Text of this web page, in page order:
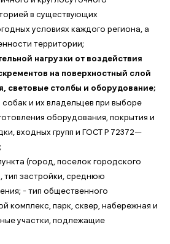
в существующих
условиях каждого региона, а
территории;
нагрузки от воздействия
на поверхностный слой
световые столбы и оборудование;
и их владельцев при выборе
оборудования, покрытия и
входных групп и ГОСТ Р 72372—
(город, поселок городского
тип застройки, среднюю
- тип общественного
комплекс, парк, сквер, набережная и
участки, подлежащие